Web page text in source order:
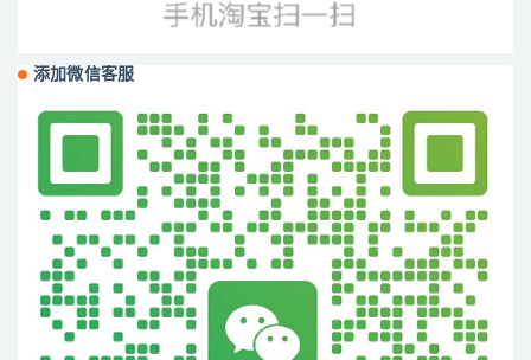
添加微信客服